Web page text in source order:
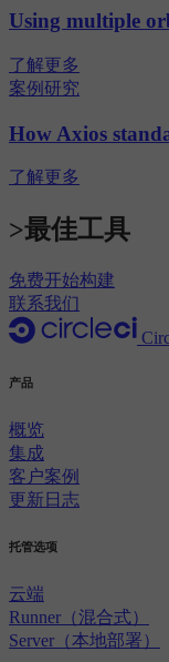
Using multiple
了解更多
案例研究
How Axios
了解更多
>最佳工具
免费开始构建
联系我们
产品
概览
集成
客户案例
更新日志
托管选项
云端
Runner（混合式）
Server（本地部署）